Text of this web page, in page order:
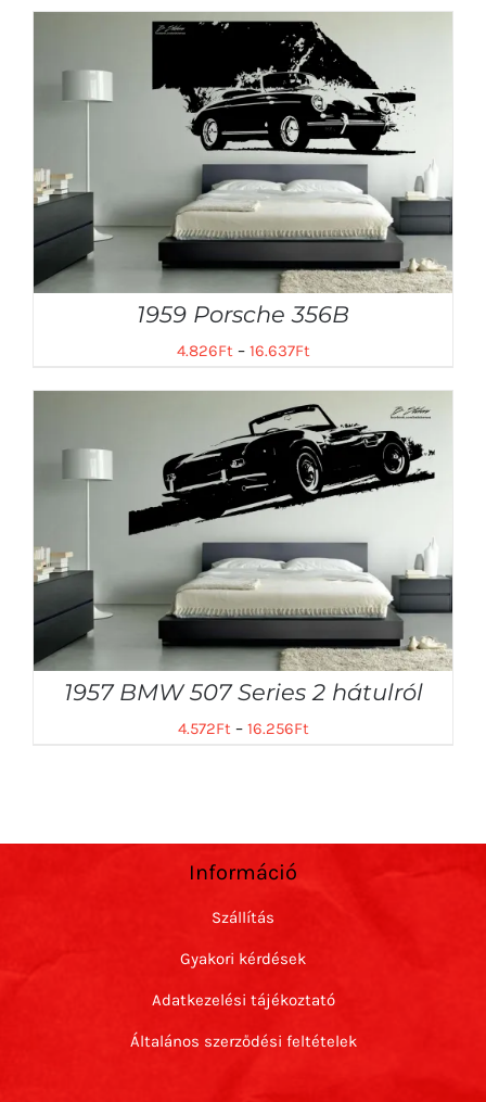
1959 Porsche 356B
4.826Ft– 16.637Ft
1957 BMW 507 Series 2 hátulról
4.572Ft– 16.256Ft
Információ
Szállítás
Gyakori kérdések
Adatkezelési tájékoztató
Általános szerződési feltételek